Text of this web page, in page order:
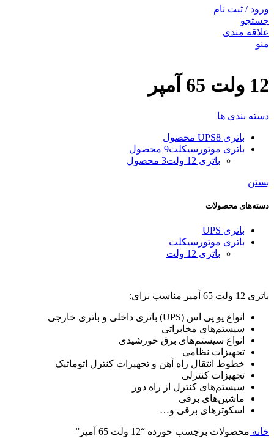
ورود / ثبت نام
جستجو
علاقه مندی
منو
12 ولت 65 آمپر
دسته بندی ها
باتری UPS 8 محصول
باتری موتورسیکلت9 محصول
باتری 12 ولت
3 محصول
بستن
دسته‌های محصولات
باتری UPS
باتری موتورسیکلت
باتری 12 ولت
باتری 12 ولت 65 آمپر مناسب برای:
انواع یو پی اس (UPS) باتری داخلی و باتری خارجی
سیستم‌های مخابراتی
انواع سیستم‌های برق خورشیدی
تجهیزات نظامی
خطوط انتقال راه آهن و تجهیزات کنترل اتوماتیک
تجهیزات کنترلی
سیستم‌های کنترل از راه دور
ماشین‌های برقی
اسکوترهای برقی و…
خانه محصولات برچسب خورده “12 ولت 65 آمپر”